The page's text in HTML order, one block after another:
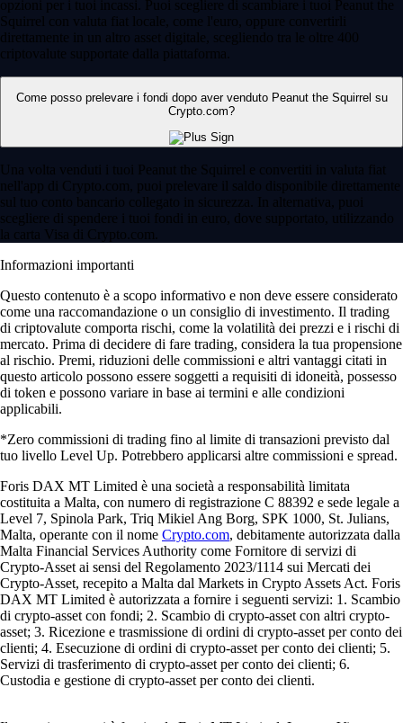
opzioni per i tuoi incassi. Puoi scegliere di scambiare i tuoi Peanut the
Squirrel con valuta fiat locale, come l'euro, oppure convertirli
direttamente in un altro asset digitale, scegliendo tra le oltre 400
criptovalute supportate dalla piattaforma.
Come posso prelevare i fondi dopo aver venduto Peanut the Squirrel su
Crypto.com?
Una volta venduti i tuoi Peanut the Squirrel e convertiti in valuta fiat
nell'app di Crypto.com, puoi prelevare il saldo disponibile direttamente
sul tuo conto bancario collegato in sicurezza. In alternativa, puoi
scegliere di spendere i tuoi fondi in euro, dove supportato, utilizzando
la carta Visa di Crypto.com.
Informazioni importanti
Questo contenuto è a scopo informativo e non deve essere considerato
come una raccomandazione o un consiglio di investimento. Il trading
di criptovalute comporta rischi, come la volatilità dei prezzi e i rischi di
mercato. Prima di decidere di fare trading, considera la tua propensione
al rischio. Premi, riduzioni delle commissioni e altri vantaggi citati in
questo articolo possono essere soggetti a requisiti di idoneità, possesso
di token e possono variare in base ai termini e alle condizioni
applicabili.
*Zero commissioni di trading fino al limite di transazioni previsto dal
tuo livello Level Up. Potrebbero applicarsi altre commissioni e spread.
Foris DAX MT Limited è una società a responsabilità limitata
costituita a Malta, con numero di registrazione C 88392 e sede legale a
Level 7, Spinola Park, Triq Mikiel Ang Borg, SPK 1000, St. Julians,
Malta, operante con il nome Crypto.com, debitamente autorizzata dalla
Malta Financial Services Authority come Fornitore di servizi di
Crypto-Asset ai sensi del Regolamento 2023/1114 sui Mercati dei
Crypto-Asset, recepito a Malta dal Markets in Crypto Assets Act. Foris
DAX MT Limited è autorizzata a fornire i seguenti servizi: 1. Scambio
di crypto-asset con fondi; 2. Scambio di crypto-asset con altri crypto-
asset; 3. Ricezione e trasmissione di ordini di crypto-asset per conto dei
clienti; 4. Esecuzione di ordini di crypto-asset per conto dei clienti; 5.
Servizi di trasferimento di crypto-asset per conto dei clienti; 6.
Custodia e gestione di crypto-asset per conto dei clienti.